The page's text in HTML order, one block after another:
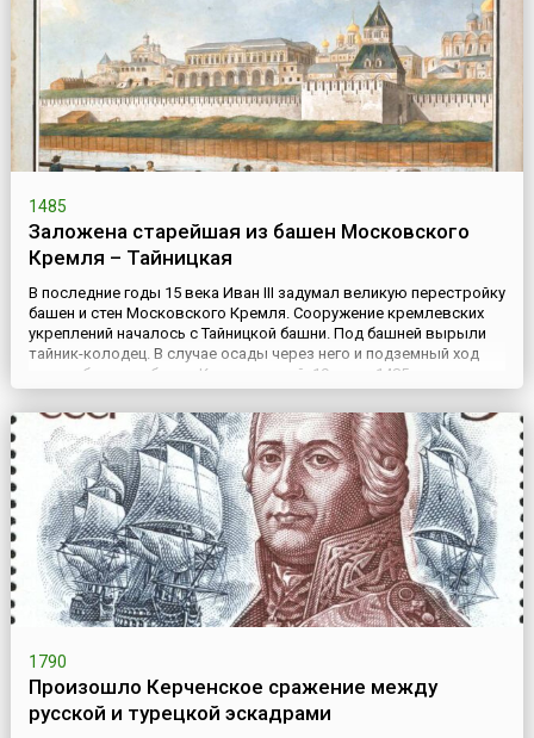
1485
Заложена старейшая из башен Московского
Кремля – Тайницкая
В последние годы 15 века Иван III задумал великую перестройку
башен и стен Московского Кремля. Сооружение кремлевских
укреплений началось с Тайницкой башни. Под башней вырыли
тайник-колодец. В случае осады через него и подземный ход
можно было снабжать Кремль водой. 19 июля 1485 года
итальянский мастер Антон Фрязин (Антонио Джиларди)
заложил одну из первых башен Московского Кремля –
Тайницкую....
1790
Произошло Керченское сражение между
русской и турецкой эскадрами